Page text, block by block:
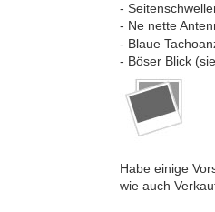
-
- Ne nette
- Blaue
- Böser Blick
Habe einige
wie auch